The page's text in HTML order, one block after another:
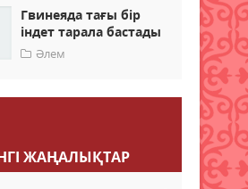
Гвинеяда тағы бір
індет тарала бастады
Әлем
ЖАҢАЛЫҚТАР